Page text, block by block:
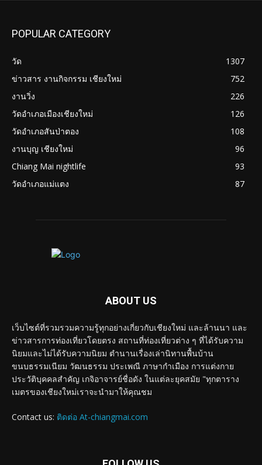
POPULAR CATEGORY
วัด
1307
ข่าวสาร งานกิจกรรม เชียงใหม่
752
งานวิ่ง
226
วัดอำเภอเมืองเชียงใหม่
126
วัดอำเภอสันป่าตอง
108
งานบุญ เชียงใหม่
96
Chiang Mai nightlife
93
วัดอำเภอแม่แตง
87
ABOUT US
เว็บไซต์ที่รวมรวมความรู้ทุกอย่างเกี่ยวกับเชียงใหม่ และล้านนา และ
ข่าวสารการท่องเที่ยวโดยตรง สถานที่ท่องเที่ยวต่าง ๆ ที่ได้รับความ
นิยมและไม่ได้รับความนิยม ตำนานเรื่องเล่านิทานพื้นบ้าน
ขนบธรรมเนียม วัฒนธรรม ประเพณี ภาษากำเมือง การแต่งกาย
ประวัติบุคคลสำคัญ เกจิอาจารย์ชื่อดัง ในแต่ละยุคสมัย "ทุกตาราง
เมตรของเชียงใหม่เราจะนำมาให้คุณชม
Contact us: ติดต่อ At-chiangmai.com